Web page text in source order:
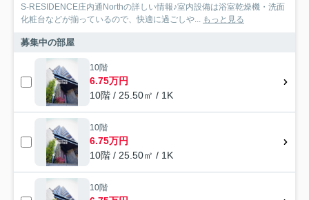
S-RESIDENCE庄内通Northの詳しい情報♪室内設備は浴室乾燥機・洗面
化粧台などが揃っているので、快適に過ごしや... もっと見る
募集中の部屋
10階
6.75万円
10階 / 25.50㎡ / 1K
10階
6.75万円
10階 / 25.50㎡ / 1K
10階